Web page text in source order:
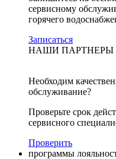
сервисному
горячего
Записаться
НАШИ ПАРТНЕРЫ
Необходим
обслуживание?
Проверьте срок
сервисного
Проверить
программы